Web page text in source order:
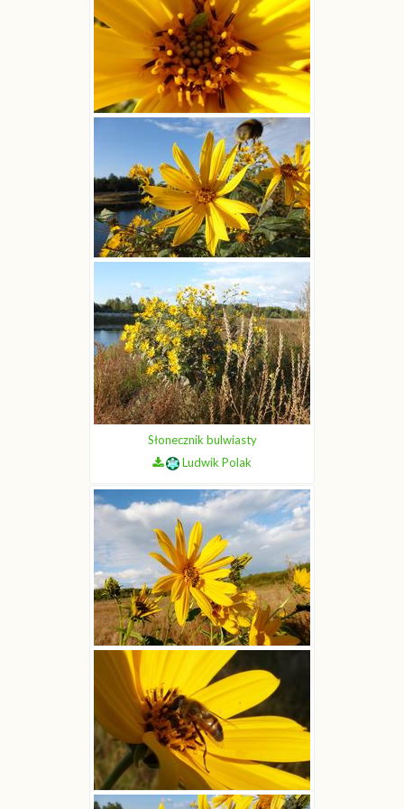
Słonecznik bulwiasty
Ludwik Polak
Słonecznik bulwiasty
Ludwik Polak
Słonecznik bulwiasty
Ludwik Polak
Słonecznik bulwiasty
Ludwik Polak